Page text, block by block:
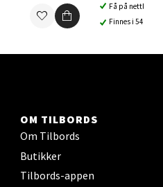
Få på nettlager
Finnes i 54
OM TILBORDS
Om Tilbords
Butikker
Tilbords-appen